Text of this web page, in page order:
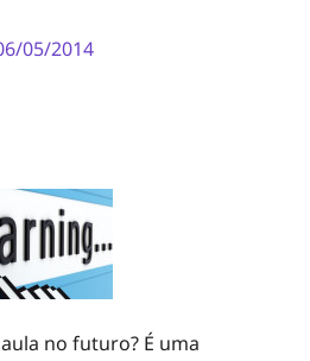
05/2014
no futuro? É uma